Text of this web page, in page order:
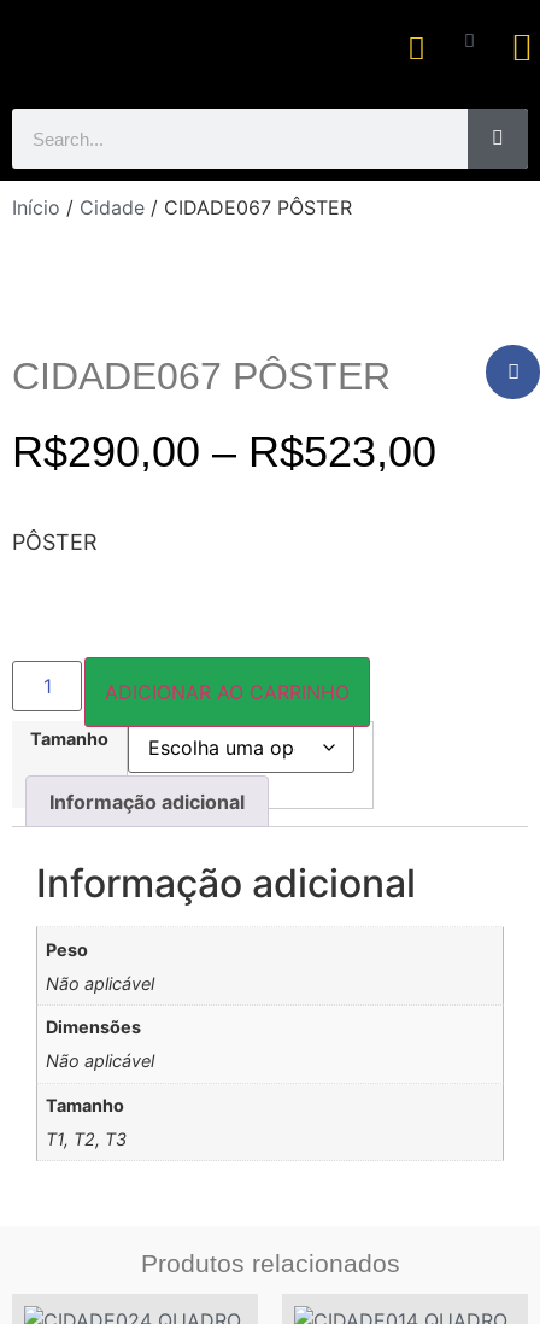
Início / Cidade / CIDADE067 PÔSTER
CIDADE067 PÔSTER
R$290,00 – R$523,00
PÔSTER
Tamanho
ADICIONAR AO CARRINHO
Informação adicional
Informação adicional
Peso
Não aplicável
Dimensões
Não aplicável
Tamanho
T1, T2, T3
Produtos relacionados